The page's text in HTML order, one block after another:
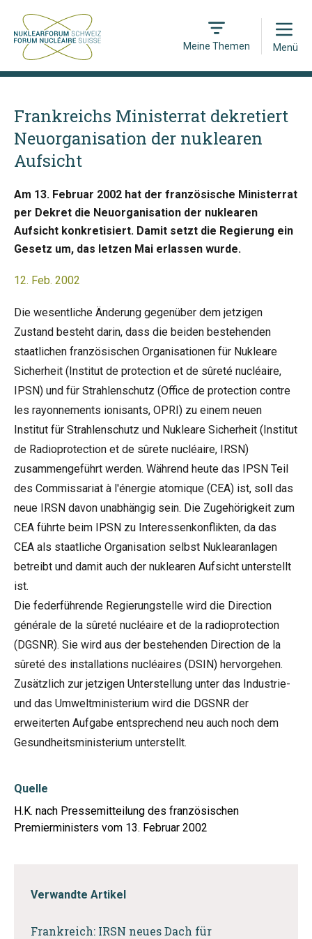
Meine Themen
Open
Menü
Frankreichs Ministerrat dekretiert
Neuorganisation der nuklearen
Aufsicht
Am 13. Februar 2002 hat der französische Ministerrat
per Dekret die Neuorganisation der nuklearen
Aufsicht konkretisiert. Damit setzt die Regierung ein
Gesetz um, das letzen Mai erlassen wurde.
12. Feb. 2002
Die wesentliche Änderung gegenüber dem jetzigen
Zustand besteht darin, dass die beiden bestehenden
staatlichen französischen Organisationen für Nukleare
Sicherheit (Institut de protection et de sûreté nucléaire,
IPSN) und für Strahlenschutz (Office de protection contre
les rayonnements ionisants, OPRI) zu einem neuen
Institut für Strahlenschutz und Nukleare Sicherheit (Institut
de Radioprotection et de sûrete nucléaire, IRSN)
zusammengeführt werden. Während heute das IPSN Teil
des Commissariat à l'énergie atomique (CEA) ist, soll das
neue IRSN davon unabhängig sein. Die Zugehörigkeit zum
CEA führte beim IPSN zu Interessenkonflikten, da das
CEA als staatliche Organisation selbst Nuklearanlagen
betreibt und damit auch der nuklearen Aufsicht unterstellt
ist.
Die federführende Regierungstelle wird die Direction
générale de la sûreté nucléaire et de la radioprotection
(DGSNR). Sie wird aus der bestehenden Direction de la
sûreté des installations nucléaires (DSIN) hervorgehen.
Zusätzlich zur jetzigen Unterstellung unter das Industrie-
und das Umweltministerium wird die DGSNR der
erweiterten Aufgabe entsprechend neu auch noch dem
Gesundheitsministerium unterstellt.
Quelle
H.K. nach Pressemitteilung des französischen
Premierministers vom 13. Februar 2002
Verwandte Artikel
Frankreich: IRSN neues Dach für